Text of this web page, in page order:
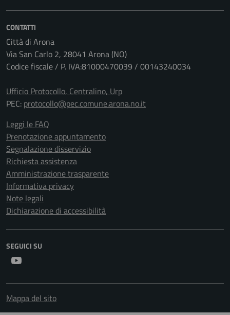
CONTATTI
Città di Arona
Via San Carlo 2, 28041 Arona (NO)
Codice fiscale / P. IVA:81000470039 / 00143240034
Ufficio Protocollo, Centralino, Urp
PEC: protocollo@pec.comune.arona.no.it
Leggi le FAQ
Prenotazione appuntamento
Segnalazione disservizio
Richiesta assistenza
Amministrazione trasparente
Informativa privacy
Note legali
Dichiarazione di accessibilità
SEGUICI SU
Mappa del sito